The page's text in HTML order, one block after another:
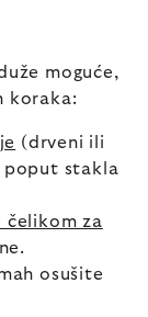
moguće,
koraka:
(drveni ili
poput stakla
čelikom za
osušite